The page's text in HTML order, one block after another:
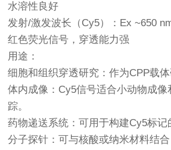
水溶性良好
发射/激发波长（Cy5）：Ex ~650
红色荧光信号，穿透能力强
用途：
细胞和组织穿透研究：作为CPP载体
体内成像：Cy5信号适合小动物成像
踪。
药物递送系统：可用于构建Cy5标记
分子探针：可与核酸或纳米材料结合